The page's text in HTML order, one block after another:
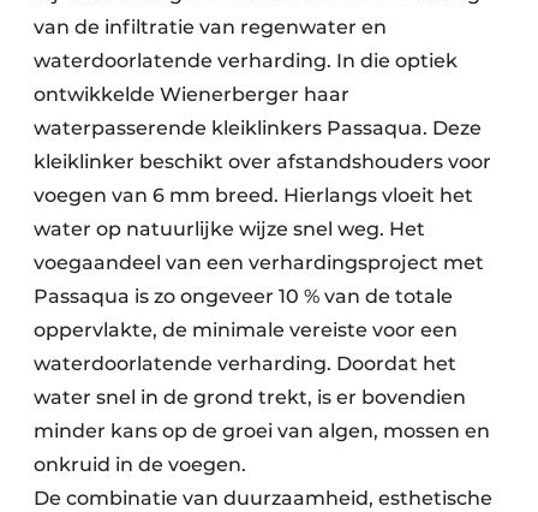
van de infiltratie van regenwater en
waterdoorlatende verharding. In die optiek
ontwikkelde Wienerberger haar
waterpasserende kleiklinkers Passaqua. Deze
kleiklinker beschikt over afstandshouders voor
voegen van 6 mm breed. Hierlangs vloeit het
water op natuurlijke wijze snel weg. Het
voegaandeel van een verhardingsproject met
Passaqua is zo ongeveer 10 % van de totale
oppervlakte, de minimale vereiste voor een
waterdoorlatende verharding. Doordat het
water snel in de grond trekt, is er bovendien
minder kans op de groei van algen, mossen en
onkruid in de voegen.
De combinatie van duurzaamheid, esthetische